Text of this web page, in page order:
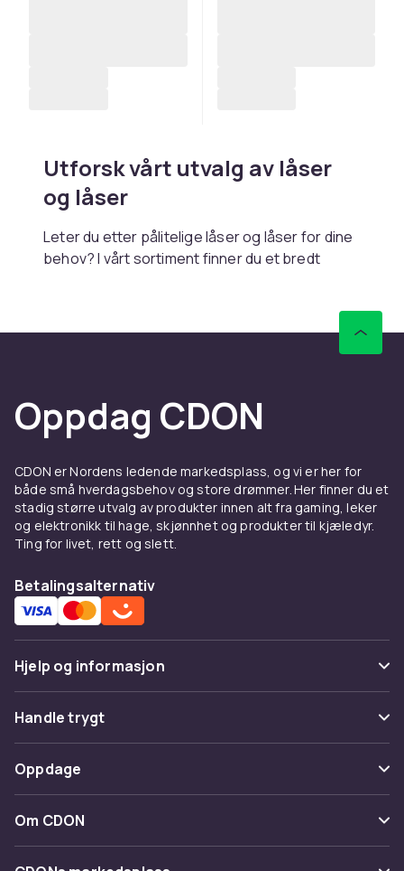
Utforsk vårt utvalg av låser
og låser
Leter du etter pålitelige låser og låser for dine
behov? I vårt sortiment finner du et bredt
Produktene i vårt sortiment er nøye utvalgt for
å tilby best mulig kvalitet og funksjonalitet. Du
slitesterke alternativer som oppfyller dine
behov. Velg mellom forskjellige typer låser og
låser, inkludert hengelåser, dørlåser og
spesialiserte låser for spesifikke formål.
det beste utvalget av kvalitetsprodukter på en
pålitelig og praktisk måte. Handle nå og
låsene og låsene for dine behov. Se alle
produktene og finn de perfekte løsningene for
Oppdag CDON
CDON er Nordens ledende markedsplass, og vi er her for
både små hverdagsbehov og store drømmer. Her finner du et
stadig større utvalg av produkter innen alt fra gaming, leker
og elektronikk til hage, skjønnhet og produkter til kjæledyr.
Ting for livet, rett og slett.
Betalingsalternativ
Hjelp og informasjon
Vanlige spørsmål
Spor pakke
Angre & returner her
Kontakt oss
Handle trygt
Betaling
Levering
Oppdage
Kategorier
Varemerker
Om CDON
Om oss